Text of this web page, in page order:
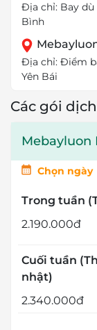
Địa chỉ: Bay dù
Bình
Địa chỉ: Điểm
Yên Bái
Các gói
Mebayluon
Chọn ngày
Trong tuần
2.190.000đ
Cuối tuần
nhật)
2.340.000đ